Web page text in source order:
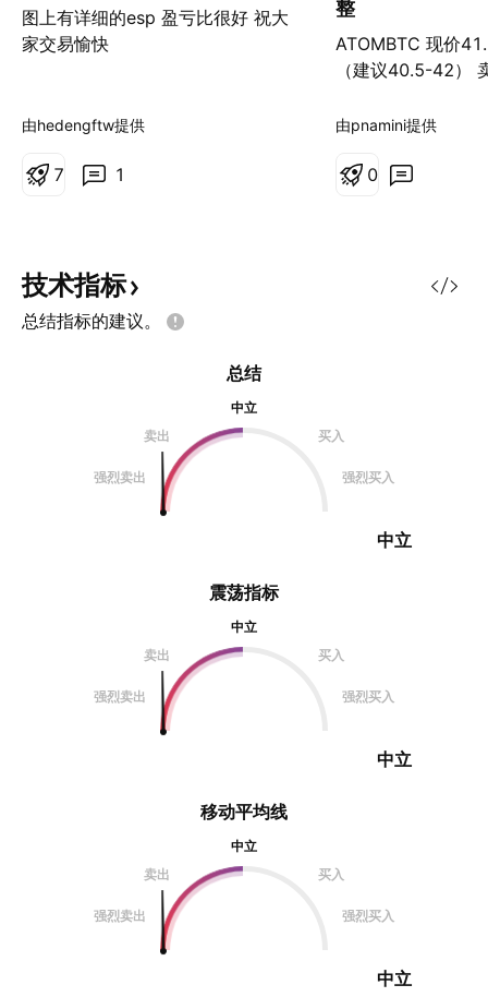
图上有详细的esp 盈亏比很好 祝大
家交易愉快
由hedengftw提供
1
7
整
ATOMBTC 现价
（建议40.5-42）
38.57-38.97 /3%
由pnamini提供
0
技术指标
总结指标的建议。
震荡指标
中立
卖出
买入
强烈卖出 强烈买入
中立
总结
中立
卖出
买入
强烈卖出 强烈买入
中立
移动平均线
中立
卖出
买入
强烈卖出 强烈买入
中立